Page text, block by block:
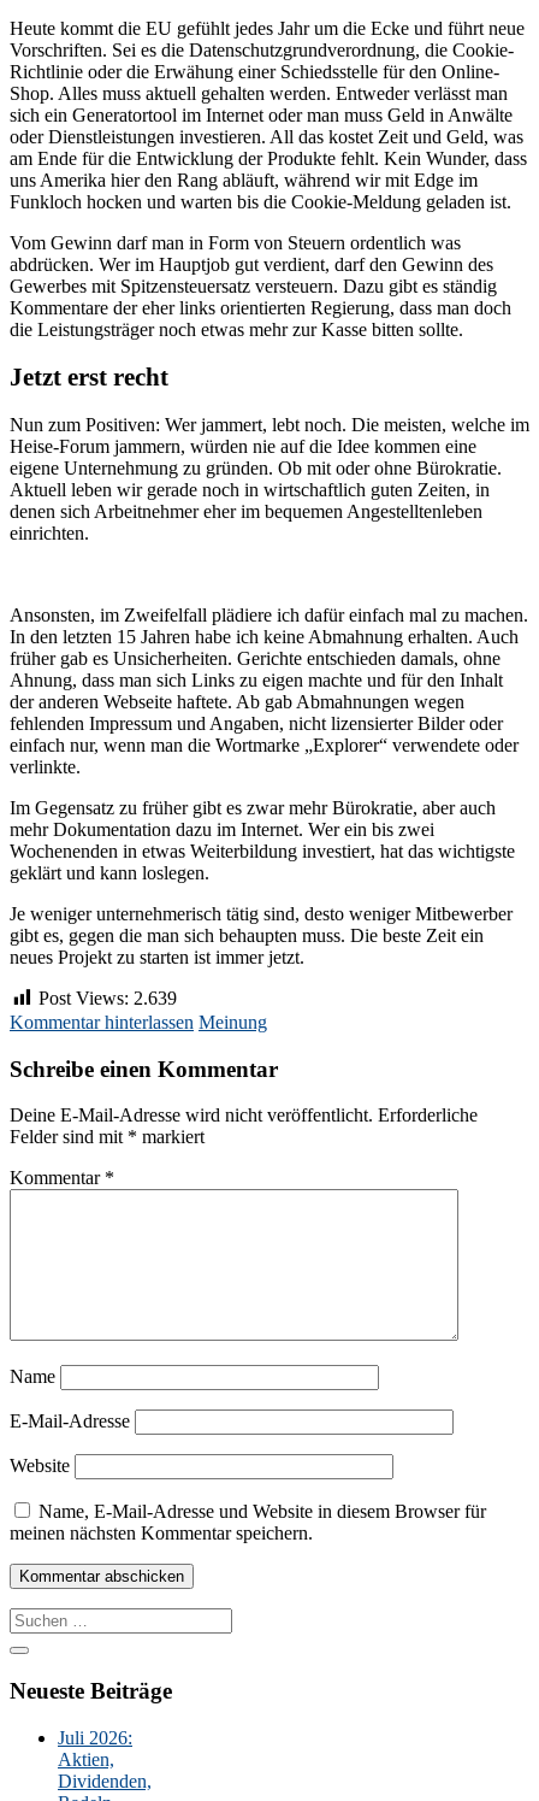
Heute kommt die EU gefühlt jedes Jahr um die Ecke und führt neue
Vorschriften. Sei es die Datenschutzgrundverordnung, die Cookie-
Richtlinie oder die Erwähung einer Schiedsstelle für den Online-
Shop. Alles muss aktuell gehalten werden. Entweder verlässt man
sich ein Generatortool im Internet oder man muss Geld in Anwälte
oder Dienstleistungen investieren. All das kostet Zeit und Geld, was
am Ende für die Entwicklung der Produkte fehlt. Kein Wunder, dass
uns Amerika hier den Rang abläuft, während wir mit Edge im
Funkloch hocken und warten bis die Cookie-Meldung geladen ist.
Vom Gewinn darf man in Form von Steuern ordentlich was
abdrücken. Wer im Hauptjob gut verdient, darf den Gewinn des
Gewerbes mit Spitzensteuersatz versteuern. Dazu gibt es ständig
Kommentare der eher links orientierten Regierung, dass man doch
die Leistungsträger noch etwas mehr zur Kasse bitten sollte.
Jetzt erst recht
Nun zum Positiven: Wer jammert, lebt noch. Die meisten, welche im
Heise-Forum jammern, würden nie auf die Idee kommen eine
eigene Unternehmung zu gründen. Ob mit oder ohne Bürokratie.
Aktuell leben wir gerade noch in wirtschaftlich guten Zeiten, in
denen sich Arbeitnehmer eher im bequemen Angestelltenleben
einrichten.
Ansonsten, im Zweifelfall plädiere ich dafür einfach mal zu machen.
In den letzten 15 Jahren habe ich keine Abmahnung erhalten. Auch
früher gab es Unsicherheiten. Gerichte entschieden damals, ohne
Ahnung, dass man sich Links zu eigen machte und für den Inhalt
der anderen Webseite haftete. Ab gab Abmahnungen wegen
fehlenden Impressum und Angaben, nicht lizensierter Bilder oder
einfach nur, wenn man die Wortmarke „Explorer“ verwendete oder
verlinkte.
Im Gegensatz zu früher gibt es zwar mehr Bürokratie, aber auch
mehr Dokumentation dazu im Internet. Wer ein bis zwei
Wochenenden in etwas Weiterbildung investiert, hat das wichtigste
geklärt und kann loslegen.
Je weniger unternehmerisch tätig sind, desto weniger Mitbewerber
gibt es, gegen die man sich behaupten muss. Die beste Zeit ein
neues Projekt zu starten ist immer jetzt.
Post Views: 2.639
Kommentar hinterlassen Meinung
Schreibe einen Kommentar
Deine E-Mail-Adresse wird nicht veröffentlicht. Erforderliche
Felder sind mit * markiert
Kommentar *
Name
E-Mail-Adresse
Website
Name, E-Mail-Adresse und Website in diesem Browser für
meinen nächsten Kommentar speichern.
Suche
nach:
Neueste Beiträge
Juli 2026:
Aktien,
Dividenden,